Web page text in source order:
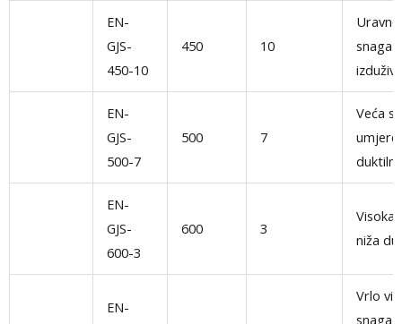
EN-
GJS-
450-10
450 10
snaga i
EN-
GJS-
500-7
500 7
Veća
EN-
GJS-
600-3
600 3
Visoka
niža
EN-
Vrlo
snaga,